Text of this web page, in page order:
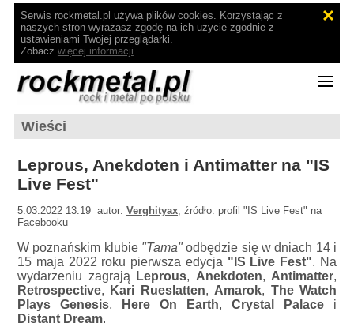
Serwis rockmetal.pl używa plików cookies. Korzystając z
naszych stron wyrażasz zgodę na ich użycie zgodnie z
ustawieniami Twojej przeglądarki.
Zobacz więcej informacji.
Wieści
Leprous, Anekdoten i Antimatter na "IS
Live Fest"
5.03.2022 13:19 autor:Verghityax, źródło: profil "IS Live Fest" na
Facebooku
W poznańskim klubie "Tama"odbędzie się w dniach 14 i
15 maja 2022 roku pierwsza edycja "IS Live Fest". Na
wydarzeniu zagrają
Leprous, Anekdoten, Antimatter,
Retrospective, Kari Rueslatten, Amarok, The Watch
Plays Genesis, Here On Earth,Crystal Palace i
Distant Dream.